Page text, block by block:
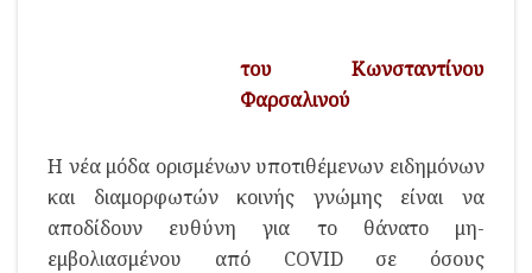
του Κωνσταντίνου
Φαρσαλινού
Η νέα μόδα ορισμένων υποτιθέμενων ειδημόνων
και διαμορφωτών κοινής γνώμης είναι να
αποδίδουν ευθύνη για το θάνατο μη-
εμβολιασμένου από COVID σε όσους